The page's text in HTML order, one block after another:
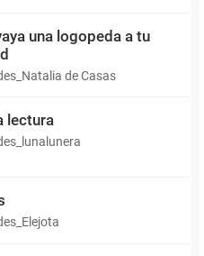
una logopeda a tu
de Casas
lectura